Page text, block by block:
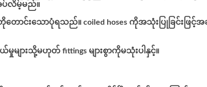
ပ်လိမ့်မည်။
င်းသောပုံရသည်။ coiled hoses ကိုအသုံးပြုခြင်းဖြ
ျားသို့မဟုတ် fittings များစွာကိုမသုံးပါနှင့်။